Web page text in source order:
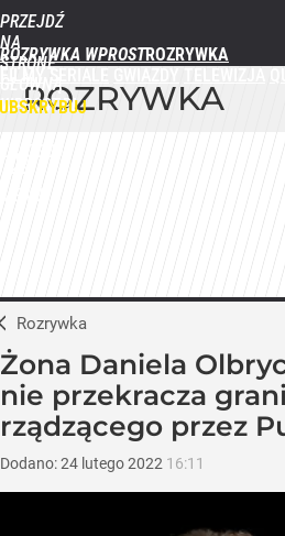
PRZEJDŹ
NA
STRONĘ
GŁÓWNĄ
WPROST.PL
ROZRYWKA WPROST
ROZRYWKA
Rozrywka
Żona Daniela
nie przekracza
rządzącego przez
Dodano:24 lutego2022 16:11